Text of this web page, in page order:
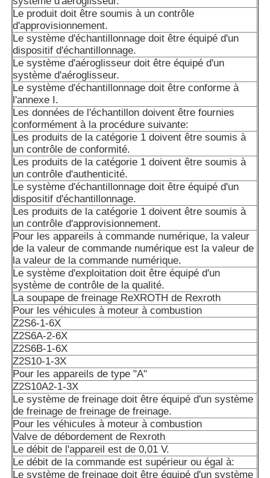
Le produit doit être soumis à un contrôle
d'approvisionnement.
Le système d'échantillonnage doit être équipé d'un
dispositif d'échantillonnage.
Le système d'aéroglisseur doit être équipé d'un
système d'aéroglisseur.
Le système d'échantillonnage doit être conforme à
l'annexe I.
Les données de l'échantillon doivent être fournies
conformément à la procédure suivante:
Les produits de la catégorie 1 doivent être soumis à
un contrôle de conformité.
Les produits de la catégorie 1 doivent être soumis à
un contrôle d'authenticité.
Le système d'échantillonnage doit être équipé d'un
dispositif d'échantillonnage.
Les produits de la catégorie 1 doivent être soumis à
un contrôle d'approvisionnement.
Pour les appareils à commande numérique, la valeur
de la valeur de commande numérique est la valeur de
la valeur de la commande numérique.
Le système d'exploitation doit être équipé d'un
système de contrôle de la qualité.
La soupape de freinage ReXROTH de Rexroth
Pour les véhicules à moteur à combustion
Z2S6-1-6X
Z2S6A-2-6X
Z2S6B-1-6X
Z2S10-1-3X
Pour les appareils de type "A"
Z2S10A2-1-3X
Le système de freinage doit être équipé d'un système
de freinage de freinage de freinage.
Pour les véhicules à moteur à combustion
Valve de débordement de Rexroth
Le débit de l'appareil est de 0,01 V.
Le débit de la commande est supérieur ou égal à:
Le système de freinage doit être équipé d'un système